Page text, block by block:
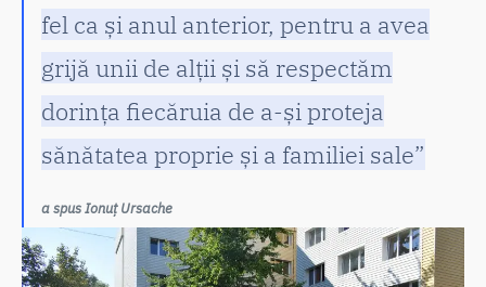
fel ca și anul anterior, pentru a avea
grijă unii de alții și să respectăm
dorința fiecăruia de a-și proteja
sănătatea proprie și a familiei sale”
a spus Ionuț Ursache